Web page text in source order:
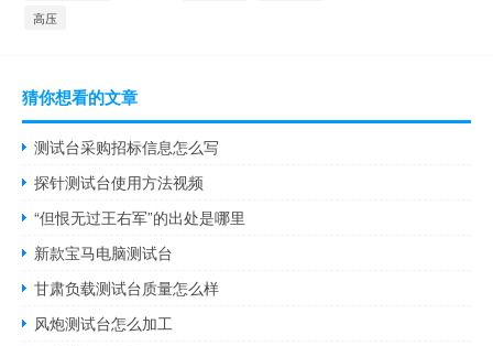
高压
猜你想看的文章
测试台采购招标信息怎么写
探针测试台使用方法视频
“但恨无过王右军”的出处是哪里
新款宝马电脑测试台
甘肃负载测试台质量怎么样
风炮测试台怎么加工